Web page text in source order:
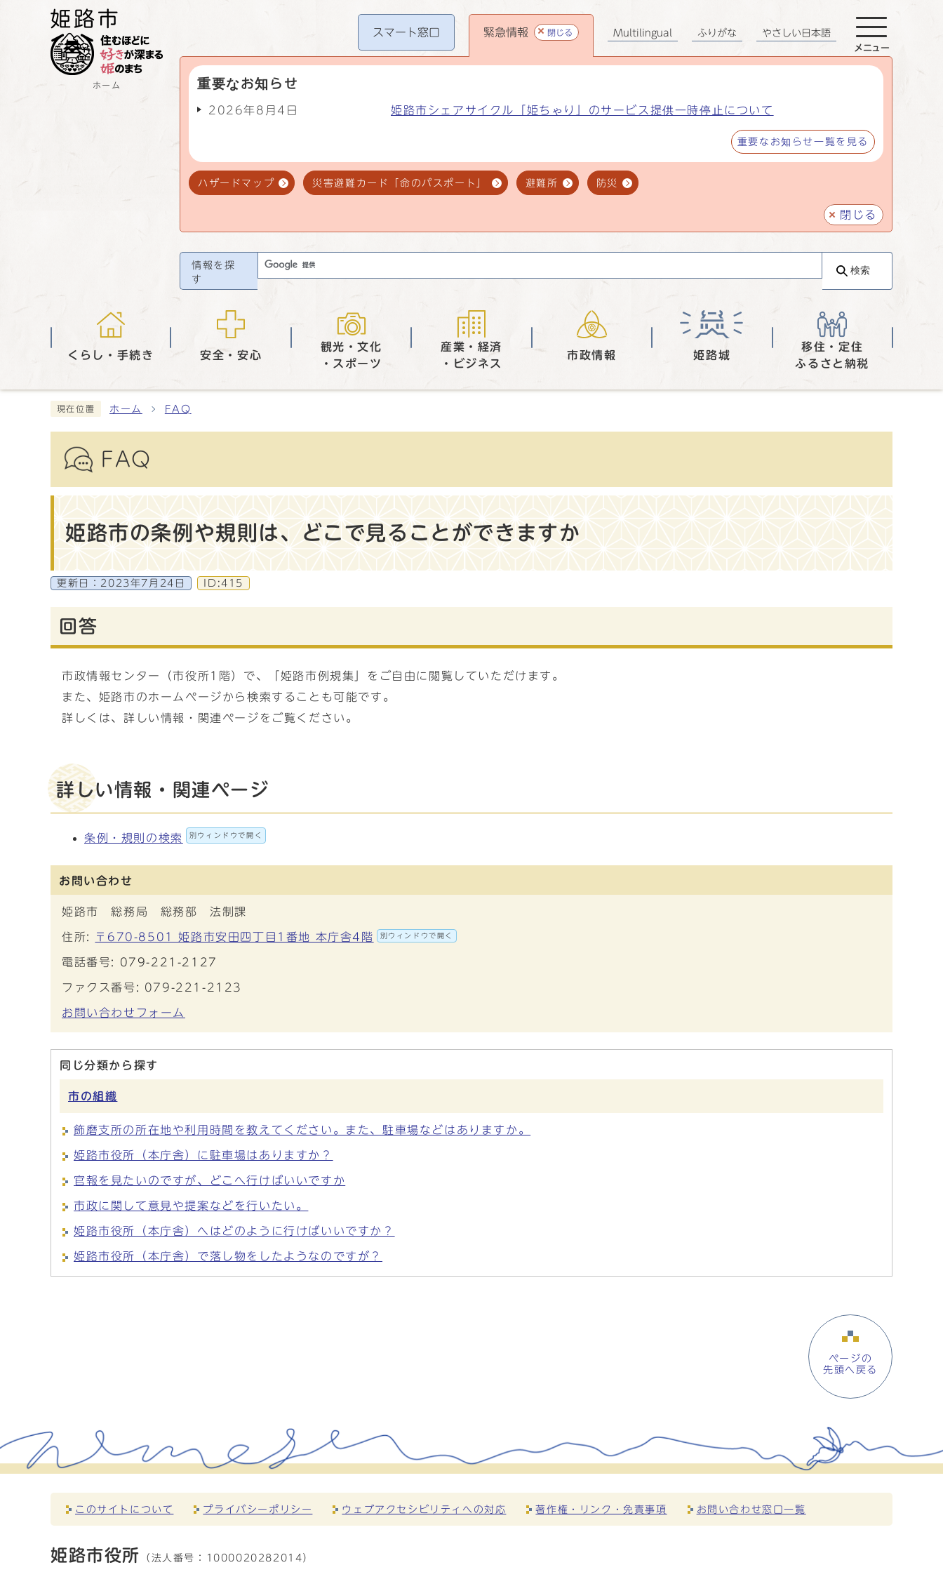
ホーム
スマート窓口 緊急情報 閉じる
重要なお知らせ
2026年8月4日 姫路市シェアサイクル「姫ちゃり」のサービス提供一時停止について
重要なお知らせ一覧を見る
ハザードマップ 災害避難カード「命のパスポート」 避難所 防災
閉じる
Multilingual ふりがな やさしい日本語
メニュー
情報を探
す
検索
くらし・手続き 安全・安心
観光・文化
・スポーツ
産業・経済
・ビジネス
市政情報 姫路城
移住・定住
ふるさと納税
現在位置 ホーム FAQ
FAQ
姫路市の条例や規則は、どこで見ることができますか
更新日： 2023年7月24日 ID:415
回答
市政情報センター（市役所1階）で、「姫路市例規集」をご自由に閲覧していただけます。
また、姫路市のホームページから検索することも可能です。
詳しくは、詳しい情報・関連ページをご覧ください。
詳しい情報・関連ページ
条例・規則の検索 別ウィンドウで開く
お問い合わせ
姫路市 総務局 総務部 法制課
住所: 〒670-8501 姫路市安田四丁目1番地 本庁舎4階 別ウィンドウで開く
電話番号: 079-221-2127
ファクス番号: 079-221-2123
お問い合わせフォーム
同じ分類から探す
市の組織
飾磨支所の所在地や利用時間を教えてください。また、駐車場などはありますか。
姫路市役所（本庁舎）に駐車場はありますか？
官報を見たいのですが、どこへ行けばいいですか
市政に関して意見や提案などを行いたい。
姫路市役所（本庁舎）へはどのように行けばいいですか？
姫路市役所（本庁舎）で落し物をしたようなのですが？
ページの
先頭へ戻る
このサイトについて プライバシーポリシー ウェブアクセシビリティへの対応 著作権・リンク・免責事項 お問い合わせ窓口一覧
姫路市役所 （法人番号： 1000020282014）